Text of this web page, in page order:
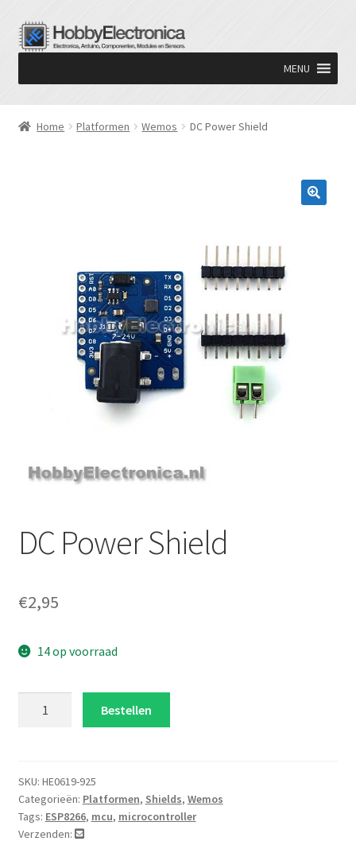
Ga
door
navigatie
Ga
naar
inhoud
MENU
Home Platformen Wemos DC Power Shield
DC Power Shield
€2,95
14 op voorraad
Bestellen
SKU: HE0619-925
Categorieën: Platformen, Shields, Wemos
Tags: ESP8266, mcu, microcontroller
Verzenden: